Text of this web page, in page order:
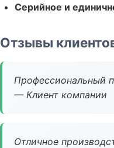
Серийное и
Отзывы
Профессиональный
— Клиент компании
Отличное